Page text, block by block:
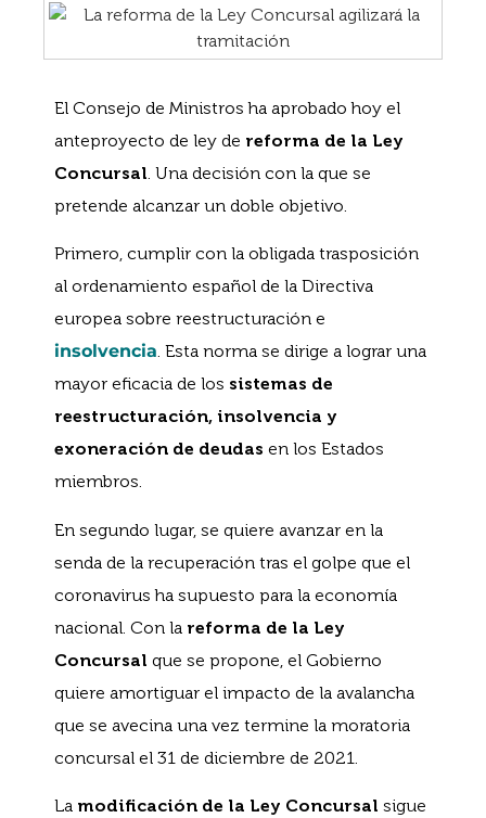
El Consejo de Ministros ha aprobado hoy el
anteproyecto de ley de reforma de la Ley
Concursal. Una decisión con la que se
pretende alcanzar un doble objetivo.
Primero, cumplir con la obligada trasposición
al ordenamiento español de la Directiva
europea sobre reestructuración e
insolvencia. Esta norma se dirige a lograr una
mayor eficacia de los sistemas de
reestructuración, insolvencia y
exoneración de deudas en los Estados
miembros.
En segundo lugar, se quiere avanzar en la
senda de la recuperación tras el golpe que el
coronavirus ha supuesto para la economía
nacional. Con la reforma de la Ley
Concursal que se propone, el Gobierno
quiere amortiguar el impacto de la avalancha
que se avecina una vez termine la moratoria
concursal el 31 de diciembre de 2021.
La modificación de la Ley Concursal sigue